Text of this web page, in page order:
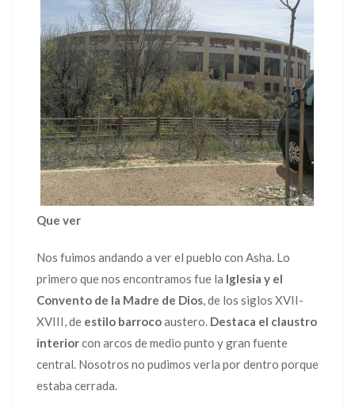
Que ver
Nos fuimos andando a ver el pueblo con Asha. Lo
primero que nos encontramos fue la Iglesia y el
Convento de la Madre de Dios, de los siglos XVII-
XVIII, de estilo barrocoaustero. Destaca el claustro
interiorcon arcos de medio punto y gran fuente
central. Nosotros no pudimos verla por dentro porque
estaba cerrada.